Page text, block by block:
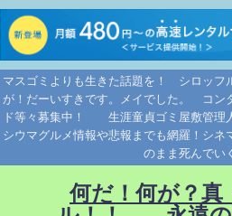
マスゴミよりも生きた話題を！ シロッ
が！だーいすきです。メイでした。 コン
ド等々募集中！ 生涯童貞ゴミ屋敷管理
シウマグルメ情報や悲報までも網羅！シネ
のまま死んでい
何だ！何が？真